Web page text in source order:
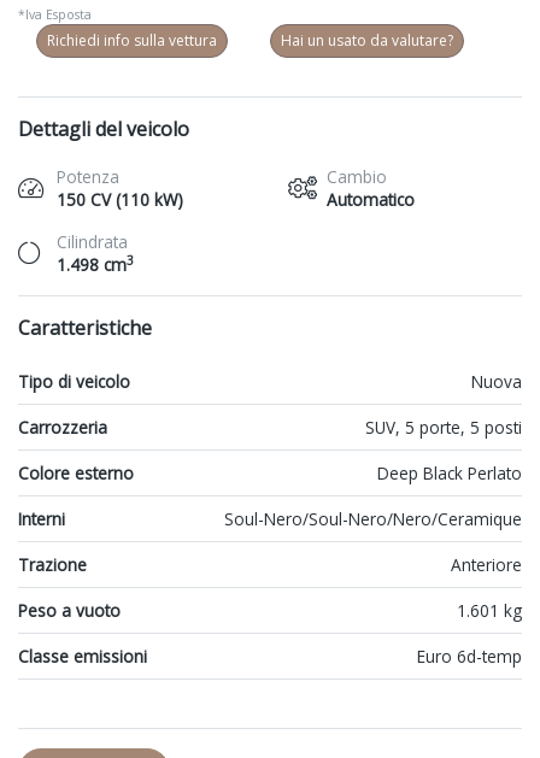
*Iva Esposta
Richiedi info sulla vettura Hai un usato da valutare?
Dettagli del veicolo
Potenza
150 CV (110 kW)
Cambio
Automatico
Cilindrata
1.498 cm3
Caratteristiche
Tipo di veicolo
Nuova
Carrozzeria
SUV, 5 porte, 5 posti
Colore esterno
Deep Black Perlato
Interni
Soul-Nero/Soul-Nero/Nero/Ceramique
Trazione
Anteriore
Peso a vuoto
1.601 kg
Classe emissioni
Euro 6d-temp